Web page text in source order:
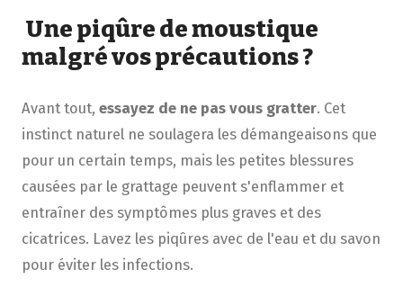
Une piqûre de moustique
malgré vos précautions ?
Avant tout, essayez de ne pas vous gratter. Cet
instinct naturel ne soulagera les démangeaisons que
pour un certain temps, mais les petites blessures
causées par le grattage peuvent s'enflammer et
entraîner des symptômes plus graves et des
cicatrices. Lavez les piqûres avec de l'eau et du savon
pour éviter les infections.